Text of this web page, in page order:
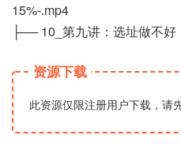
15%-.mp4
├── 10_第九讲：选址做不
资源下载
此资源仅限注册用户下载，请